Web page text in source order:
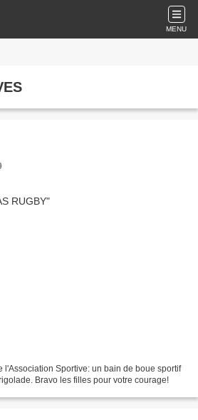
MENU
l'Association Sportive: un bain de boue sportif
Bravo les filles pour votre courage!